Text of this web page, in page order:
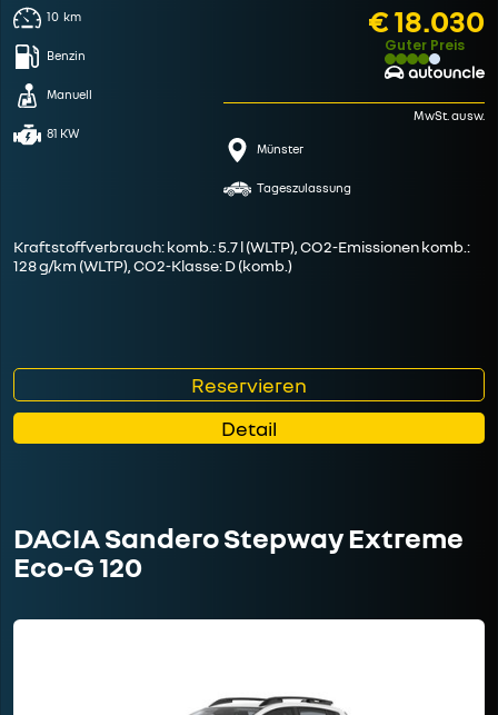
10 km
Benzin
Manuell
81 KW
€ 18.030
Guter Preis
MwSt. ausw.
Münster
Tageszulassung
Kraftstoffverbrauch: komb.: 5.7 l (WLTP), CO2-Emissionen komb.:
128 g/km (WLTP), CO2-Klasse: D (komb.)
Reservieren
Detail
DACIA Sandero Stepway Extreme
Eco-G 120